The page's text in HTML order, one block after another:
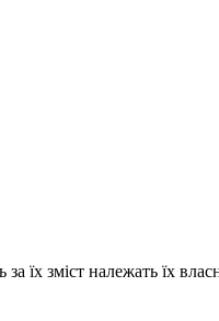
їх зміст належать їх